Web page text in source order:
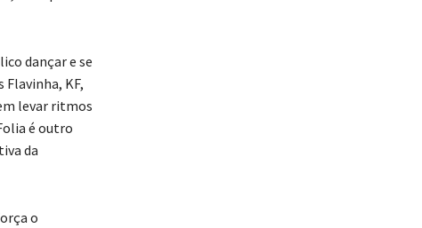
dançar e se
KF,
levar ritmos
é outro
da
o